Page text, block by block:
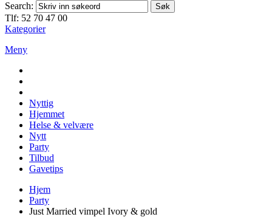
Search:
Søk
Tlf: 52 70 47 00
Kategorier
Meny
Nyttig
Hjemmet
Helse & velvære
Nytt
Party
Tilbud
Gavetips
Hjem
Party
Just Married vimpel Ivory & gold